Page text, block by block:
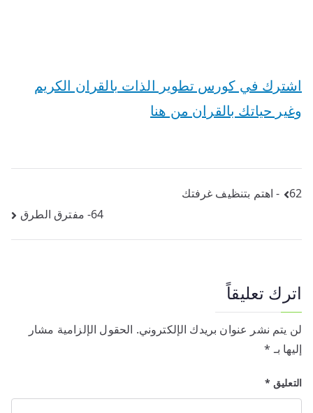
اشترك في كورس تطوير الذات بالقران الكريم
وغير حياتك بالقران من هنا
تصفّح
62- اهتم بتنظيف غرفتك
64- مفترق الطرق
اترك تعليقاً
لن يتم نشر عنوان بريدك الإلكتروني. الحقول الإلزامية مشار
إليها بـ *
التعليق *